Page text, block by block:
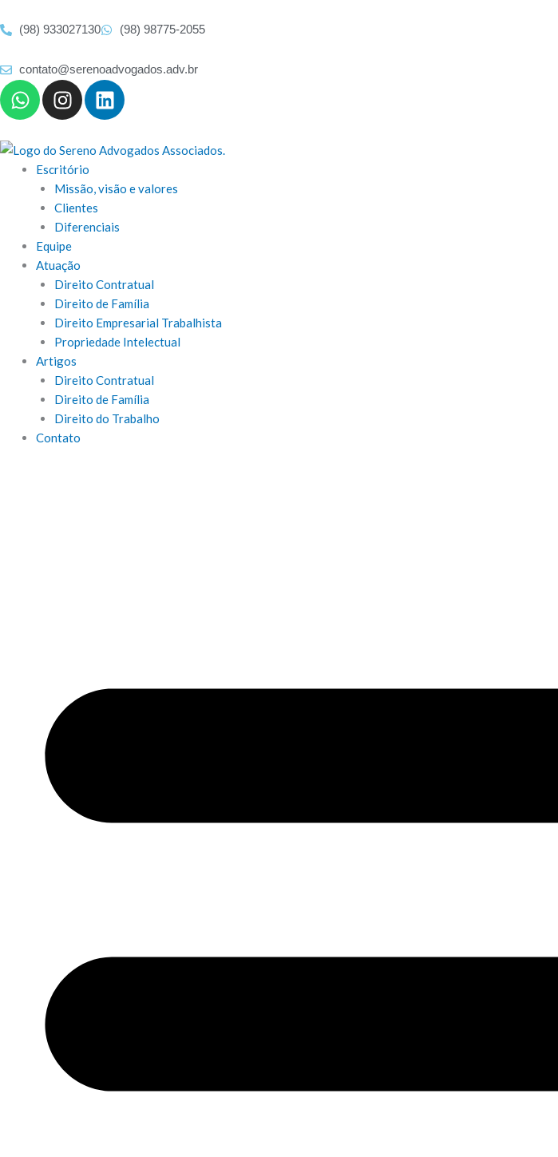
para
conteúdo
(98) 933027130 (98) 98775-2055
contato@serenoadvogados.adv.br
W
h
t
s
I
n
t
a
g
r
a
m
L
i
k
d
n
Escritório
Missão, visão e valores
Clientes
Diferenciais
Equipe
Atuação
Direito Contratual
Direito de Família
Direito Empresarial Trabalhista
Propriedade Intelectual
Artigos
Direito Contratual
Direito de Família
Direito do Trabalho
Contato